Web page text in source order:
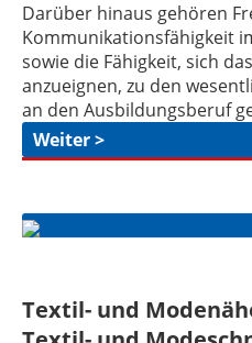
Darüber hinaus gehören
Kommunikationsfähigkeit
sowie die Fähigkeit, sich
anzueignen, zu den
an den Ausbildungsberuf
Weiter >
Textil- und